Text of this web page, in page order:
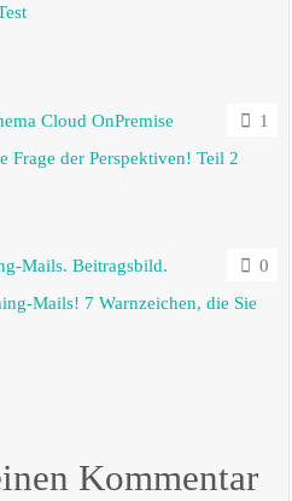
1
Frage der Perspektiven! Teil 2
0
Mails! 7 Warnzeichen, die Sie
Kommentar